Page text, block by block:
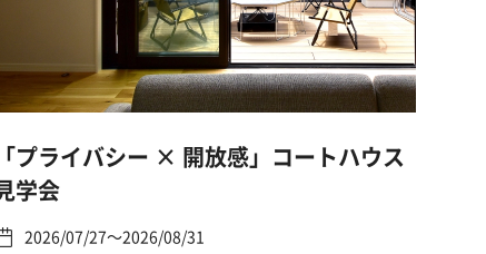
「プライバシー × 開放感」コートハウス
学会
2026/07/27～2026/08/31